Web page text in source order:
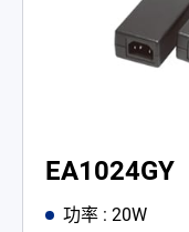
EA1024GY
功率 : 20W